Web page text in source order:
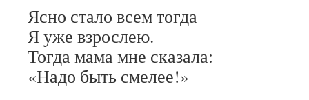
Ясно стало всем тогда
Я уже взрослею.
Тогда мама мне сказала:
«Надо быть смелее!»